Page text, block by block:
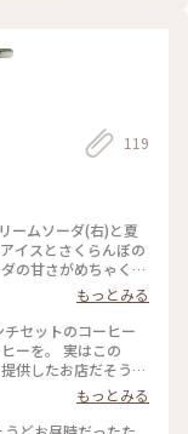
ー#マンホールカ
中でブランチ
119
ームソーダ(右)と夏
の甘さがめちゃくち
☺️ ラムネクリーム
スにレモン添え お
ソーダに酸味がプラ
ぷ
もっとみる
セットのコーヒー
ーを。 実はこの
供したお店だそうで
ムの程良い甘みが、
内では、シャンソ
の雰囲気。 夕方か
もっとみる